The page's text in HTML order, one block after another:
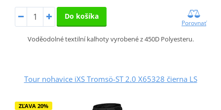
Do košíka
Porovnať
Voděodolné textilní kalhoty vyrobené z 450D Polyesteru.
Tour nohavice iXS Tromsö-ST 2.0 X65328 čierna LS
ZĽAVA 20%